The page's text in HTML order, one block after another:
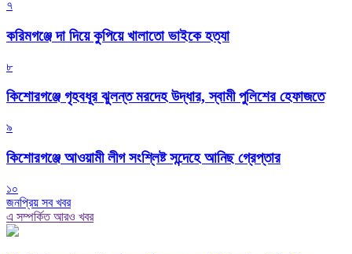
৭
করিমগঞ্জে দা দিয়ে কুপিয়ে খালাতো ভাইকে হত্যা
৮
কিশোরগঞ্জে গৃহবধূর ঝুলন্ত মরদেহ উদ্ধার, স্বামী পুলিশের হেফাজতে
৯
কিশোরগঞ্জে আওয়ামী লীগ সংশ্লিষ্ট সন্দেহে আনিছ গ্রেপ্তার
১০
জনপ্রিয় সব খবর
এ সম্পর্কিত আরও খবর